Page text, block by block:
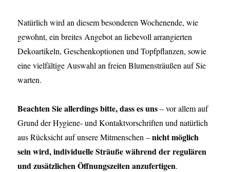
Natürlich wird an diesem besonderen Wochenende, wie
gewohnt, ein breites Angebot an liebevoll arrangierten
Dekoartikeln, Geschenkoptionen und Topfpflanzen, sowie
eine vielfältige Auswahl an freien Blumensträußen auf Sie
warten.
Beachten Sie allerdings bitte, dass es uns– vor allem auf
Grund der Hygiene- und Kontaktvorschriften und natürlich
aus Rücksicht auf unsere Mitmenschen –nicht möglich
sein wird, individuelle Sträuße während der regulären
und zusätzlichen Öffnungszeiten anzufertigen.